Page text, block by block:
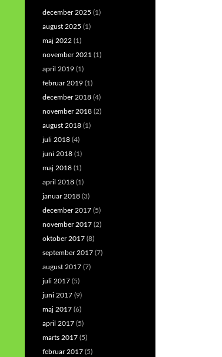
december 2025 (1)
august 2025 (1)
maj 2022 (1)
november 2021 (1)
april 2019 (1)
februar 2019 (1)
december 2018 (4)
november 2018 (2)
august 2018 (1)
juli 2018 (4)
juni 2018 (1)
maj 2018 (1)
april 2018 (1)
januar 2018 (3)
december 2017 (5)
november 2017 (2)
oktober 2017 (8)
september 2017 (7)
august 2017 (7)
juli 2017 (5)
juni 2017 (9)
maj 2017 (6)
april 2017 (5)
marts 2017 (5)
februar 2017 (5)